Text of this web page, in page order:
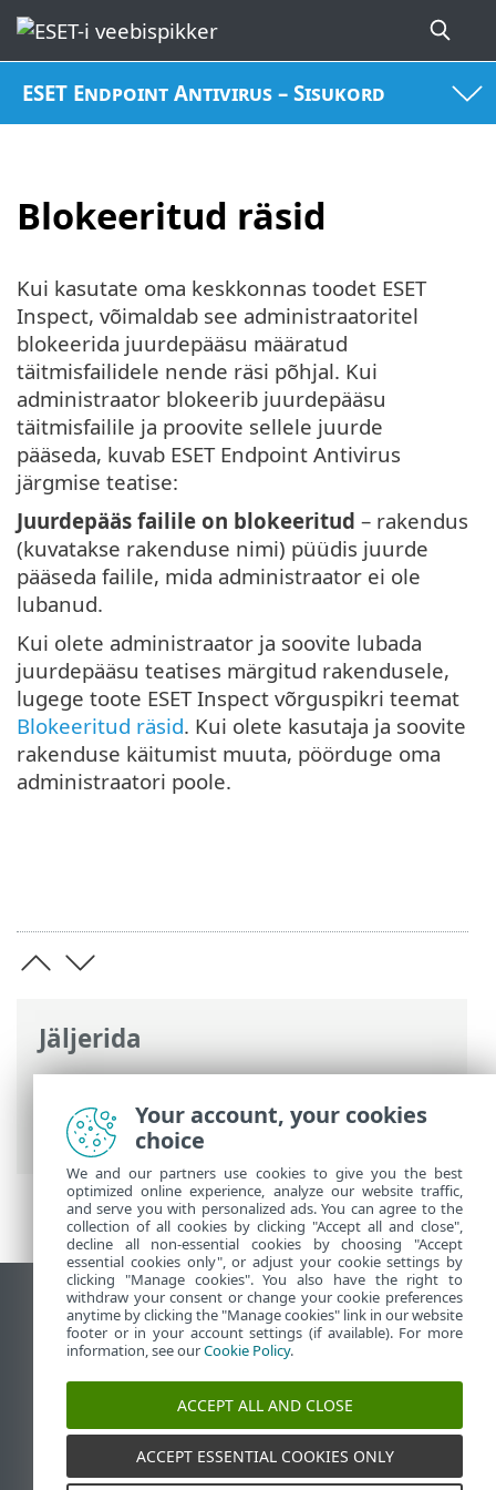
ESET Endpoint Antivirus – Sisukord
Blokeeritud räsid
Jäljerida
ESET-i veebispikker>ESET Endpoint
Antivirus
>Alustamine> Blokeeritud
räsid
Kui kasutate oma keskkonnas toodet ESET
Inspect, võimaldab see administraatoritel
blokeerida juurdepääsu määratud
täitmisfailidele nende räsi põhjal. Kui
administraator blokeerib juurdepääsu
täitmisfailile ja proovite sellele juurde
pääseda, kuvab ESET Endpoint Antivirus
järgmise teatise:
Juurdepääs failile on blokeeritud – rakendus
(kuvatakse rakenduse nimi) püüdis juurde
pääseda failile, mida administraator ei ole
lubanud.
Kui olete administraator ja soovite lubada
juurdepääsu teatises märgitud rakendusele,
lugege toote ESET Inspect võrguspikri teemat
Blokeeritud räsid. Kui olete kasutaja ja soovite
rakenduse käitumist muuta, pöörduge oma
administraatori poole.
Vaata tavaarvutile mõeldud veebilehte
End of Life
ESET-i teabebaas
ESET-i foorum
ESET Status Portal
Piirkondlik tugi
Your account, your cookies
choice
We and our partners use cookies to give you the best
optimized online experience, analyze our website traffic,
and serve you with personalized ads. You can agree to the
collection of all cookies by clicking "Accept all and close",
decline all non-essential cookies by choosing "Accept
essential cookies only", or adjust your cookie settings by
clicking "Manage cookies". You also have the right to
withdraw your consent or change your cookie preferences
anytime by clicking the "Manage cookies" link in our website
footer or in your account settings (if available). For more
information, see ourCookie Policy.
ACCEPT ALL AND CLOSE
ACCEPT ESSENTIAL COOKIES ONLY